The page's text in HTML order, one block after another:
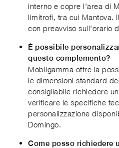
interno e copre l'area di
limitrofi, tra cui Mantova.
con preavviso sull'orario
È possibile
questo complemento?
Mobilgamma offre la
le dimensioni standard
consigliabile richiedere
verificare le specifiche
personalizzazione
Domingo.
Come posso richiedere